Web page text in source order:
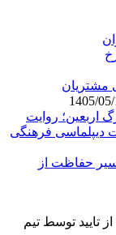
مشتریان
اربعین؛ روایت
دیپلماسی فرهنگی
حفاظت از
تایید توسط تیم